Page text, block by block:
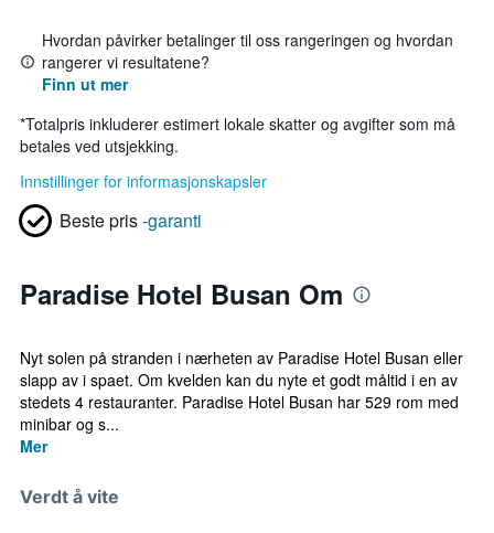
Hvordan påvirker betalinger til oss rangeringen og hvordan
rangerer vi resultatene?
Finn ut mer
*Totalpris inkluderer estimert lokale skatter og avgifter som må
betales ved utsjekking.
Innstillinger for informasjonskapsler
Beste pris-garanti
Paradise Hotel Busan Om
Nyt solen på stranden i nærheten av Paradise Hotel Busan eller
slapp av i spaet. Om kvelden kan du nyte et godt måltid i en av
stedets 4 restauranter. Paradise Hotel Busan har 529 rom med
minibar og s...
Mer
Verdt å vite